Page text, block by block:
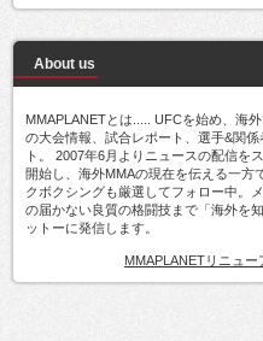
About us
MMAPLANETとは..... UFCを始め、海
の大会情報、試合レポート、選手&関
ト。 2007年6月よりニュースの配信を
開始し、海外MMAの現在を伝える一方
クボクシングも厳選してフォロー中。
の届かない良質の格闘技まで「海外を
ットーに発信します。
MMAPLANETリニュー